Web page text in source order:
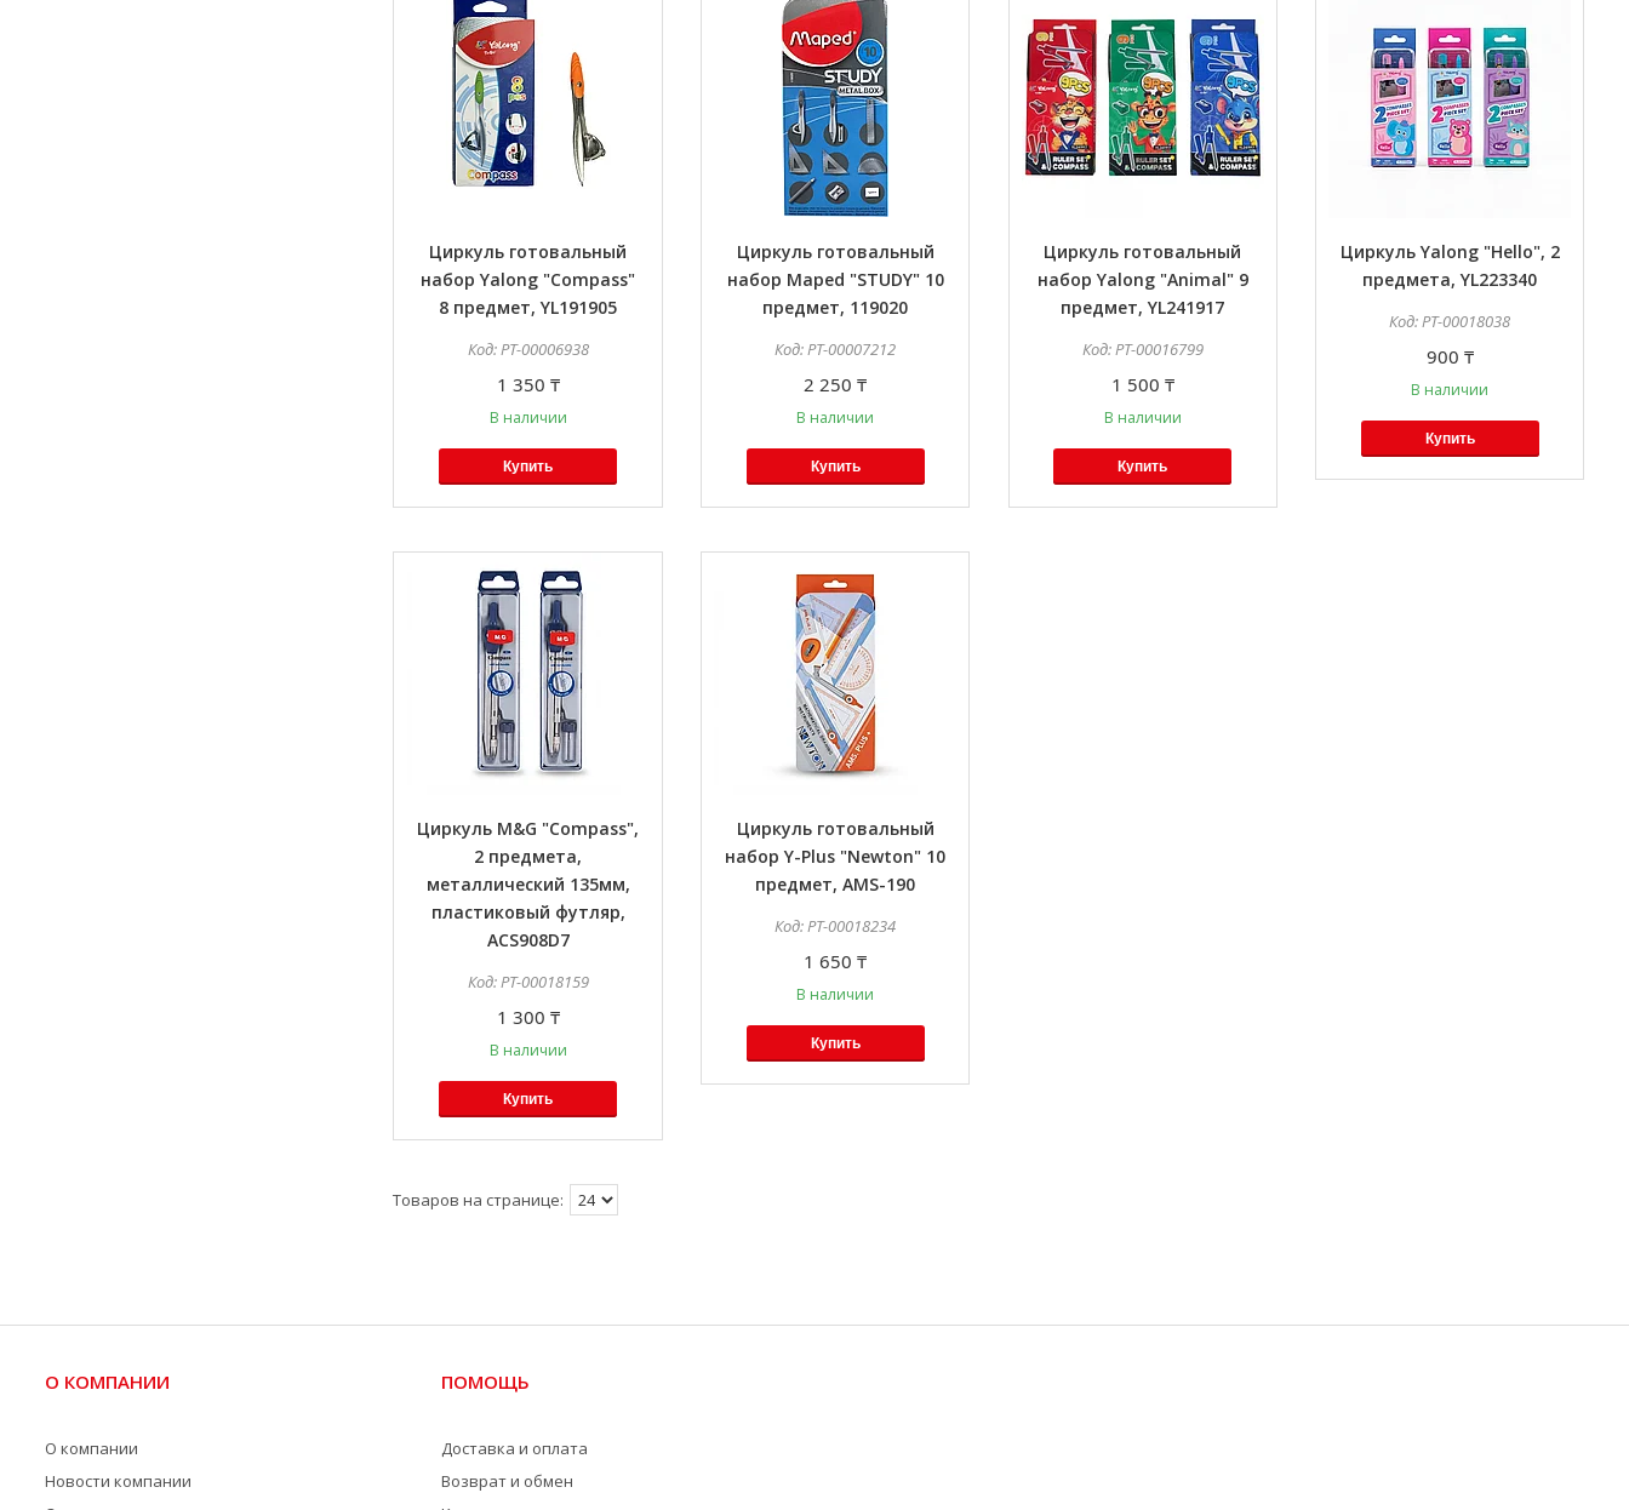
Циркуль готовальный
набор Yalong "Compass"
8 предмет, YL191905
PT-00006938
1 350 ₸
В наличии
Купить
Циркуль готовальный
набор Maped "STUDY" 10
предмет, 119020
PT-00007212
2 250 ₸
В наличии
Купить
Циркуль готовальный
набор Yalong "Animal" 9
предмет, YL241917
PT-00016799
1 500 ₸
В наличии
Купить
Циркуль Yalong "Hello", 2
предмета, YL223340
PT-00018038
900 ₸
В наличии
Купить
Циркуль M&G "Compass",
2 предмета,
металлический 135мм,
пластиковый футляр,
ACS908D7
PT-00018159
1 300 ₸
В наличии
Купить
Циркуль готовальный
набор Y-Plus "Newton" 10
предмет, AMS-190
PT-00018234
1 650 ₸
В наличии
Купить
О КОМПАНИИ
О компании
Новости компании
ПОМОЩЬ
Доставка и оплата
Возврат и обмен